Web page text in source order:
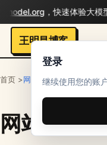
登录
继续使用您的账
，快速体验大模
王明昌博客
首页 >网站技术
网站技术